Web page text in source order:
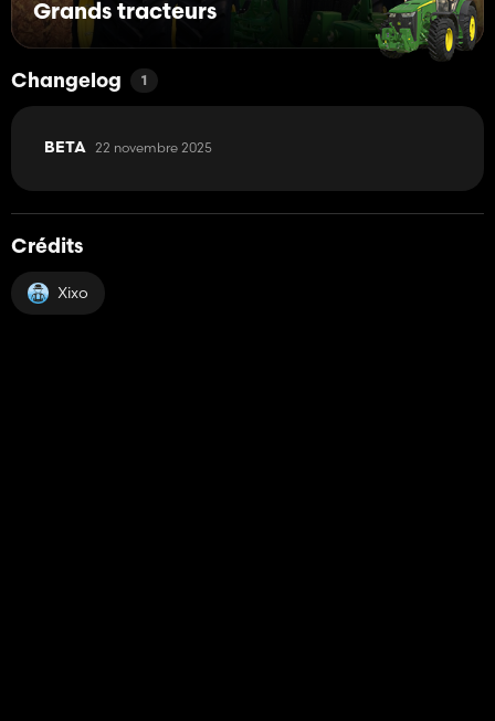
Grands tracteurs
Changelog 1
BETA 22 novembre 2025
Crédits
Xixo